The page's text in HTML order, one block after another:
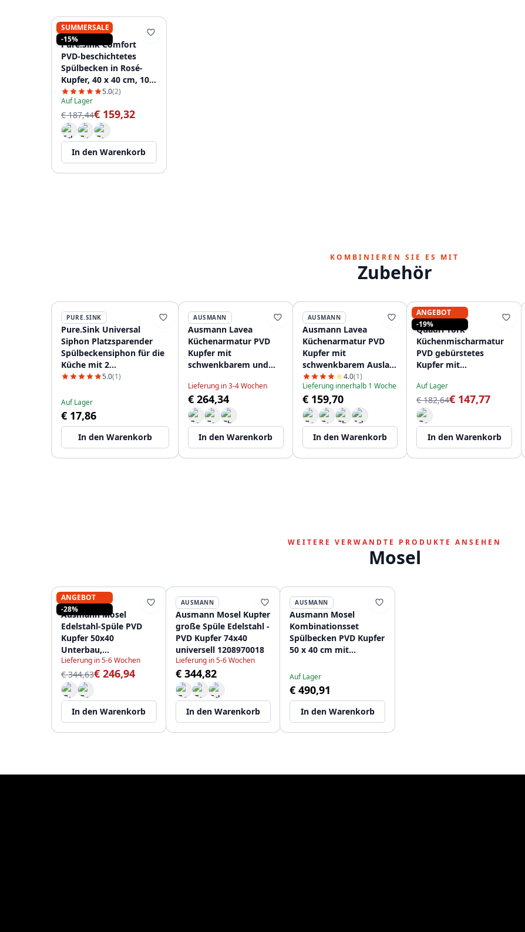
SUMMERSALE
-15%
PURE.SINK
Pure.Sink Comfort
PVD-beschichtetes
Spülbecken in Rosé-
Kupfer, 40 x 40 cm, 10
mm Radius, für
Unterbau, Flachbau
und Aufsatzmontage,
PCM4040-62
5.0(2)
Auf Lager
€ 187,44€ 159,32
In den Warenkorb
KOMBINIEREN SIE ES MIT
Zubehör
PURE.SINK
Pure.Sink Universal
Siphon Platzsparender
Spülbeckensiphon für die
Küche mit 2
Geschirrspüleranschlüssen
5.0(1)
Auf Lager
€ 17,86
In den Warenkorb
AUSMANN
Ausmann Lavea
Küchenarmatur PVD
Kupfer mit
schwenkbarem und
1208957435
Lieferung in 3-4 Wochen
€ 264,34
In den Warenkorb
AUSMANN
Ausmann Lavea
Küchenarmatur PVD
Kupfer mit
schwenkbarem Auslauf
12089571324.0(1)
Lieferung innerhalb 1 Woche
€ 159,70
In den Warenkorb
ANGEBOT
-19%
QUADRI
Quadri York
Küchenmischarmatur
PVD gebürstetes
Kupfer mit
1208955906
Auf Lager
€ 182,64€ 147,77
In den Warenkorb
WEITERE VERWANDTE PRODUKTE ANSEHEN
Mosel
ANGEBOT
-28%
AUSMANN
Ausmann Mosel
Edelstahl-Spüle PVD
Kupfer 50x40
Unterbau,
Flachmontage oder
aufliegend 080976
Lieferung in 5-6 Wochen
€ 344,63€ 246,94
In den Warenkorb
AUSMANN
Ausmann Mosel Kupfer
große Spüle Edelstahl -
PVD Kupfer 74x40
universell 1208970018
Lieferung in 5-6 Wochen
€ 344,82
In den Warenkorb
AUSMANN
Ausmann Mosel
Kombinationsset
Spülbecken PVD Kupfer
50 x 40 cm mit
Seifenspender und
Rollmatte 1208972563
Auf Lager
€ 490,91
In den Warenkorb